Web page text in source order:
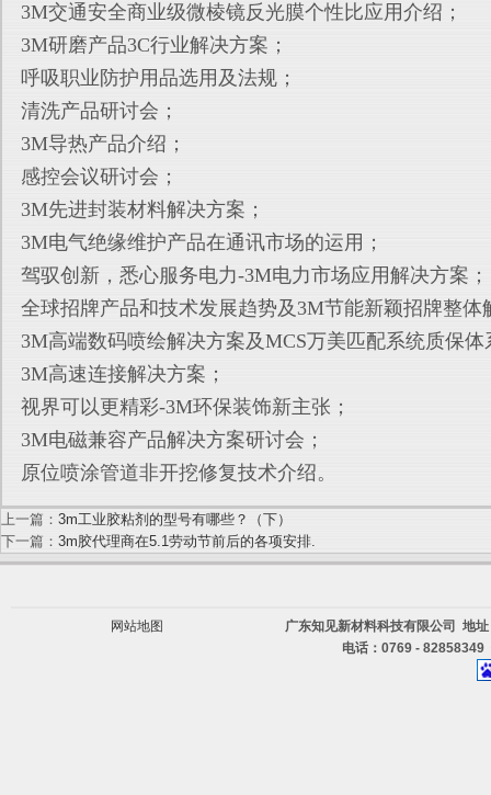
3M交通安全商业级微棱镜反光膜个性比应用介绍；
3M研磨产品3C行业解决方案；
呼吸职业防护用品选用及法规；
清洗产品研讨会；
3M导热产品介绍；
感控会议研讨会；
3M先进封装材料解决方案；
3M电气绝缘维护产品在通讯市场的运用；
驾驭创新，悉心服务电力-3M电力市场应用解决方案；
全球招牌产品和技术发展趋势及3M节能新颖招牌整体
3M高端数码喷绘解决方案及MCS万美匹配系统质保体
3M高速连接解决方案；
视界可以更精彩-3M环保装饰新主张；
3M电磁兼容产品解决方案研讨会；
原位喷涂管道非开挖修复技术介绍。
上一篇： 3m工业胶粘剂的型号有哪些？（下）
下一篇： 3m胶代理商在5.1劳动节前后的各项安排.
网站地图
广东知见新材料科技有限公司 地
电话：0769 -